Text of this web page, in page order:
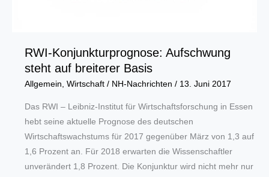
RWI-Konjunkturprognose: Aufschwung
steht auf breiterer Basis
Allgemein Wirtschaft/ NH-Nachrichten / 13. Juni 2017
Das RWI – Leibniz-Institut für Wirtschaftsforschung in Essen
hebt seine aktuelle Prognose des deutschen
Wirtschaftswachstums für 2017 gegenüber März von 1,3 auf
1,6 Prozent an. Für 2018 erwarten die Wissenschaftler
unverändert 1,8 Prozent. Die Konjunktur wird nicht mehr nur